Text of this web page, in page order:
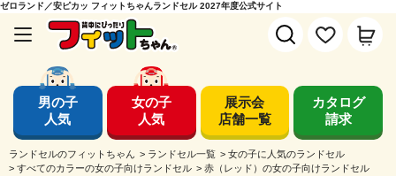
ゼロランド／安ピカッ フィットちゃんランドセル 2027年度公式サイト
男の子
人気
女の子
人気
展示会
店舗一覧
カタログ
請求
ランドセルのフィットちゃん > ランドセル一覧 > 女の子に人気のランドセル
> すべてのカラーの女の子向けランドセル > 赤（レッド）の女の子向けランドセル